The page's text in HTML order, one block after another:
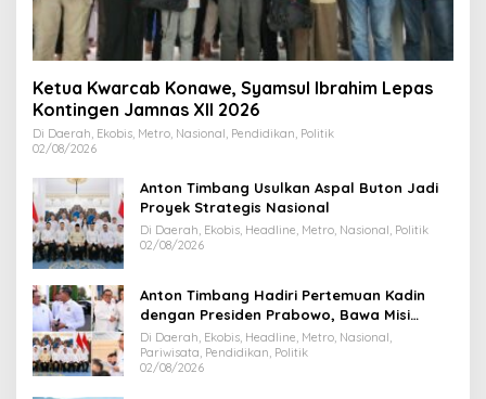
Ketua Kwarcab Konawe, Syamsul Ibrahim Lepas
Kontingen Jamnas XII 2026
Di Daerah, Ekobis, Metro, Nasional, Pendidikan, Politik
02/08/2026
Anton Timbang Usulkan Aspal Buton Jadi
Proyek Strategis Nasional
Di Daerah, Ekobis, Headline, Metro, Nasional, Politik
02/08/2026
Anton Timbang Hadiri Pertemuan Kadin
dengan Presiden Prabowo, Bawa Misi
Majukan Ekonomi Sultra
Di Daerah, Ekobis, Headline, Metro, Nasional,
Pariwisata, Pendidikan, Politik
02/08/2026